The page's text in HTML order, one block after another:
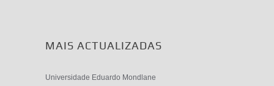
MAIS ACTUALIZADAS
Universidade Eduardo Mondlane